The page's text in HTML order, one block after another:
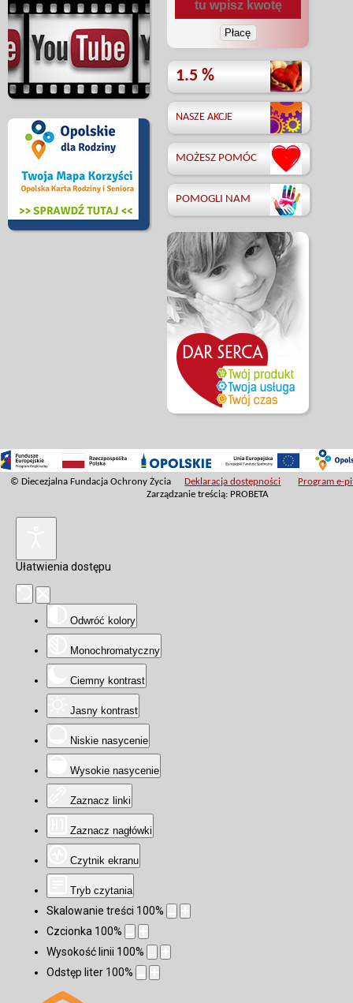
1.5 %
NASZE AKCJE
MOŻESZ POMÓC
POMOGLI NAM
© Diecezjalna Fundacja Ochrony Życia Deklaracja dostępności
Program e-
Zarządzanie treścią: PROBETA
Ułatwienia dostępu
Odwróć kolory
Monochromatyczny
Ciemny kontrast
Jasny kontrast
Niskie nasycenie
Wysokie nasycenie
Zaznacz linki
Zaznacz nagłówki
Czytnik ekranu
Tryb czytania
Skalowanie treści 100%
Czcionka 100%
Wysokość linii 100%
Odstęp liter 100%